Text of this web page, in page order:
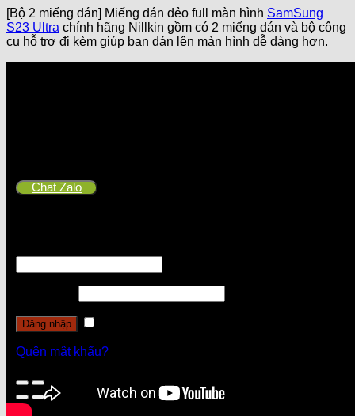
[Bộ 2 miếng dán] Miếng dán dẻo full màn hình SamSung
S23 Ultra chính hãng Nillkin gồm có 2 miếng dán và bộ công
cụ hỗ trợ đi kèm giúp bạn dán lên màn hình dễ dàng hơn.
Chat Zalo
Đăng nhập
Quên mật khẩu?